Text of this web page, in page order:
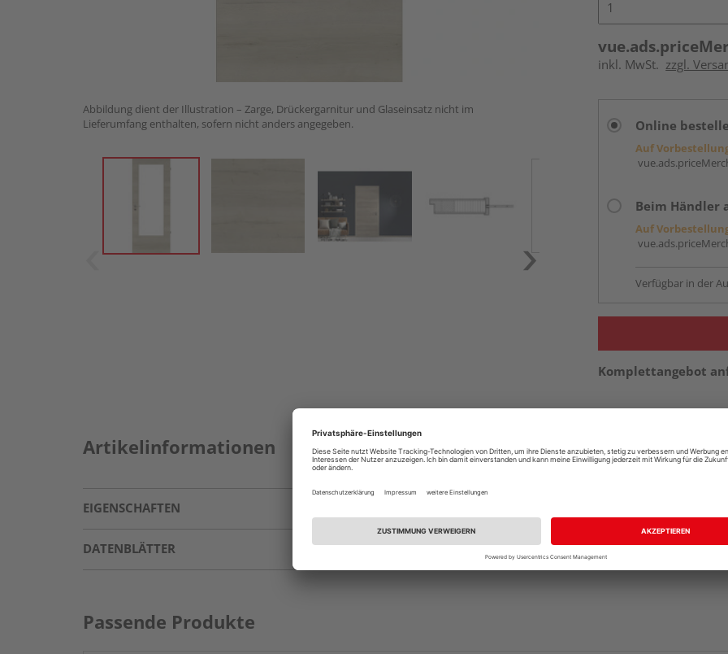
Abbildung dient der Illustration – Zarge, Drückergarnitur und Glaseinsatz nicht im
Lieferumfang enthalten, sofern nicht anders angegeben.
inkl. MwSt. zzgl.
Online
Auf
Beim Händler
Auf
Verfügbar in der
Komplettangebot
Artikelinformationen
EIGENSCHAFTEN
DATENBLÄTTER
Passende Produkte